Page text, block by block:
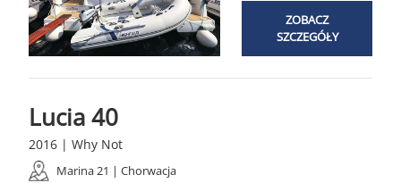
ZOBACZ
SZCZEGÓŁY
Lucia 40
2016 | Why Not
Marina 21 | Chorwacja